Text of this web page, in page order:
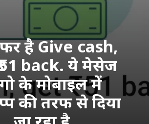
है Give cash,
back. ये मेसेज
के मोबाइल में
की तरफ से दिया